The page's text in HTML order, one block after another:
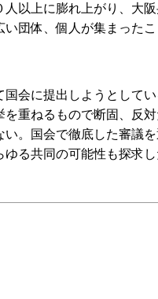
以上に膨れ上がり、大
団体、個人が集まったこ
会に提出しようとして
重ねるもので断固、反
。国会で徹底した審議
る共同の可能性も探求し